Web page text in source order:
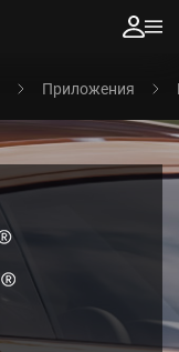
Приложения